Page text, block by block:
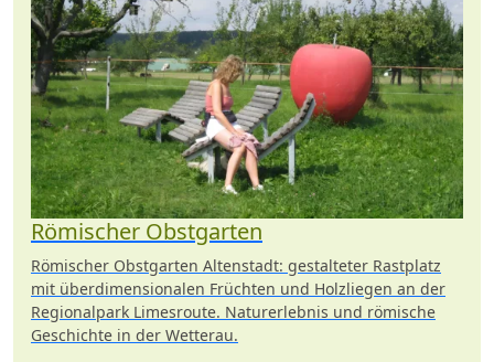
Römischer Obstgarten
Römischer Obstgarten Altenstadt: gestalteter Rastplatz
mit überdimensionalen Früchten und Holzliegen an der
Regionalpark Limesroute. Naturerlebnis und römische
Geschichte in der Wetterau.